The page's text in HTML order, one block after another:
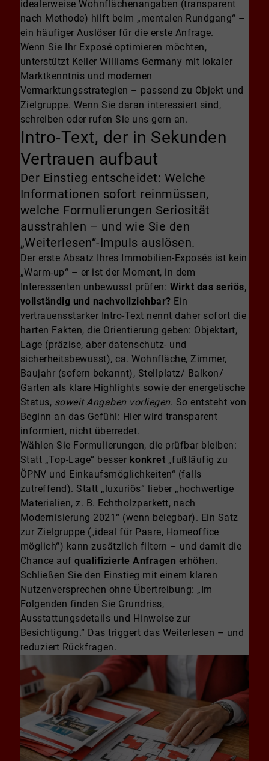
idealerweise Wohnflächenangaben (transparent
nach Methode) hilft beim „mentalen Rundgang“ –
ein häufiger Auslöser für die erste Anfrage.
Wenn Sie Ihr Exposé optimieren möchten,
unterstützt Keller Williams Germany mit lokaler
Marktkenntnis und modernen
Vermarktungsstrategien – passend zu Objekt und
Zielgruppe. Wenn Sie daran interessiert sind,
schreiben oder rufen Sie uns gern an.
Intro-Text, der in Sekunden
Vertrauen aufbaut
Der Einstieg entscheidet: Welche
Informationen sofort reinmüssen,
welche Formulierungen Seriosität
ausstrahlen – und wie Sie den
„Weiterlesen“-Impuls auslösen.
Der erste Absatz Ihres Immobilien-Exposés ist kein
„Warm-up“ – er ist der Moment, in dem
Interessenten unbewusst prüfen: Wirkt das seriös,
vollständig und nachvollziehbar? Ein
vertrauensstarker Intro-Text nennt daher sofort die
harten Fakten, die Orientierung geben: Objektart,
Lage (präzise, aber datenschutz- und
sicherheitsbewusst), ca. Wohnfläche, Zimmer,
Baujahr (sofern bekannt), Stellplatz/ Balkon/
Garten als klare Highlights sowie der energetische
Status, soweit Angaben vorliegen. So entsteht von
Beginn an das Gefühl: Hier wird transparent
informiert, nicht überredet.
Wählen Sie Formulierungen, die prüfbar bleiben:
Statt „Top-Lage“ besser konkret „fußläufig zu
ÖPNV und Einkaufsmöglichkeiten“ (falls
zutreffend). Statt „luxuriös“ lieber „hochwertige
Materialien, z. B. Echtholzparkett, nach
Modernisierung 2021“ (wenn belegbar). Ein Satz
zur Zielgruppe („ideal für Paare, Homeoffice
möglich“) kann zusätzlich filtern – und damit die
Chance aufqualifizierte Anfragen erhöhen.
Schließen Sie den Einstieg mit einem klaren
Nutzenversprechen ohne Übertreibung: „Im
Folgenden finden Sie Grundriss,
Ausstattungsdetails und Hinweise zur
Besichtigung.“ Das triggert das Weiterlesen – und
reduziert Rückfragen.